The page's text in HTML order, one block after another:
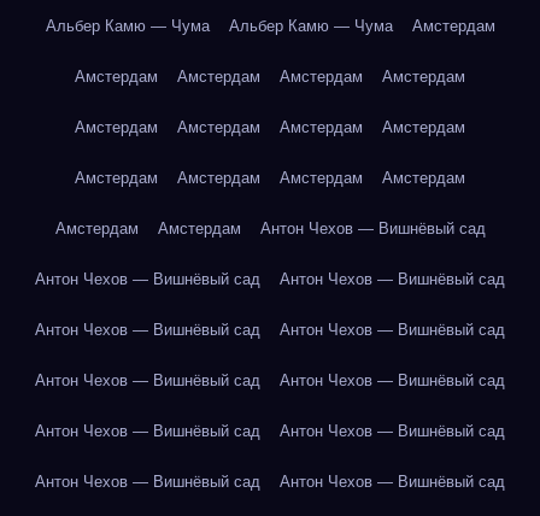
Альбер Камю — Чума Альбер Камю — Чума Амстердам
Амстердам Амстердам Амстердам Амстердам
Амстердам Амстердам Амстердам Амстердам
Амстердам Амстердам Амстердам Амстердам
Амстердам Амстердам Антон Чехов — Вишнёвый сад
Антон Чехов — Вишнёвый сад Антон Чехов — Вишнёвый сад
Антон Чехов — Вишнёвый сад Антон Чехов — Вишнёвый сад
Антон Чехов — Вишнёвый сад Антон Чехов — Вишнёвый сад
Антон Чехов — Вишнёвый сад Антон Чехов — Вишнёвый сад
Антон Чехов — Вишнёвый сад Антон Чехов — Вишнёвый сад